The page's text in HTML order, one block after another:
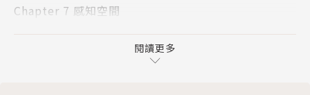
四十年來，本書獲得令上百萬人學會繪畫的巨大成就，
Chapter 7 感知空間
Chapter 9 畫一幅側面肖像
Chapter 10 感知光線、陰影和完形
閱讀更多